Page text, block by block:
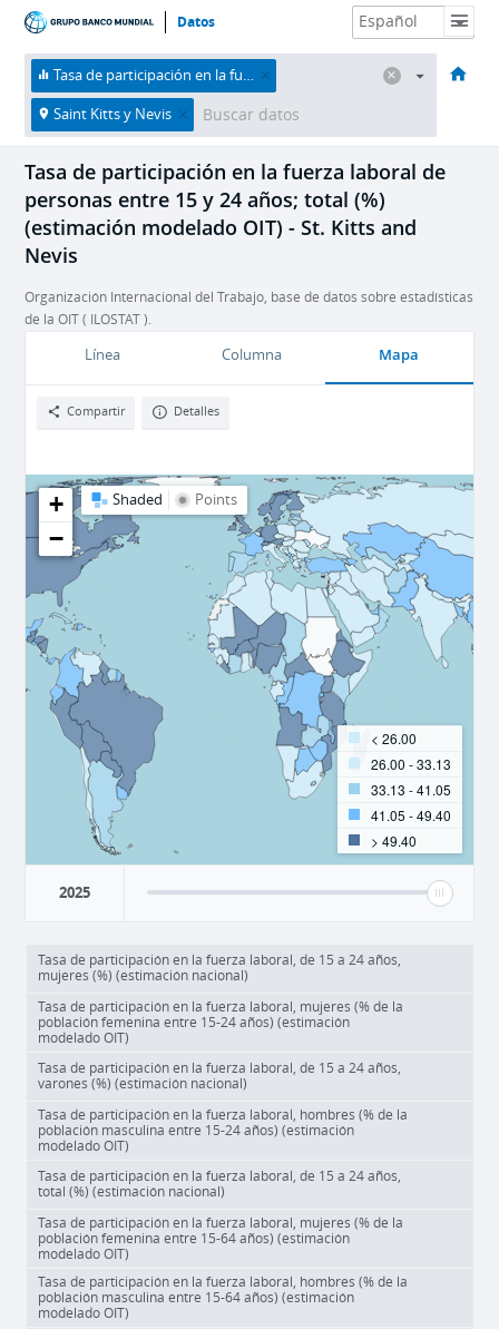
Datos
HOME Economías Temas Datos y recursos Sobre nosotros
Tasa de participación en la fuerza laboral de personas entre 15 y 24 años; total (%) (estimación modelado OIT)
Saint Kitts y Nevis
Tasa de participación en la fuerza laboral de
personas entre 15 y 24 años; total (%)
(estimación modelado OIT) - St. Kitts and
Nevis
Organización Internacional del Trabajo, base de datos sobre estadísticas
de la OIT ( ILOSTAT ).
Línea Columna Mapa
Compartir Detalles
Shaded Points
+
−
< 26.00
26.00 - 33.13
33.13 - 41.05
41.05 - 49.40
> 49.40
2025
Tasa de participación en la fuerza laboral, de 15 a 24 años,
mujeres (%) (estimación nacional)
Tasa de participación en la fuerza laboral, mujeres (% de la
población femenina entre 15-24 años) (estimación
modelado OIT)
Tasa de participación en la fuerza laboral, de 15 a 24 años,
varones (%) (estimación nacional)
Tasa de participación en la fuerza laboral, hombres (% de la
población masculina entre 15-24 años) (estimación
modelado OIT)
Tasa de participación en la fuerza laboral, de 15 a 24 años,
total (%) (estimación nacional)
Tasa de participación en la fuerza laboral, mujeres (% de la
población femenina entre 15-64 años) (estimación
modelado OIT)
Tasa de participación en la fuerza laboral, hombres (% de la
población masculina entre 15-64 años) (estimación
modelado OIT)